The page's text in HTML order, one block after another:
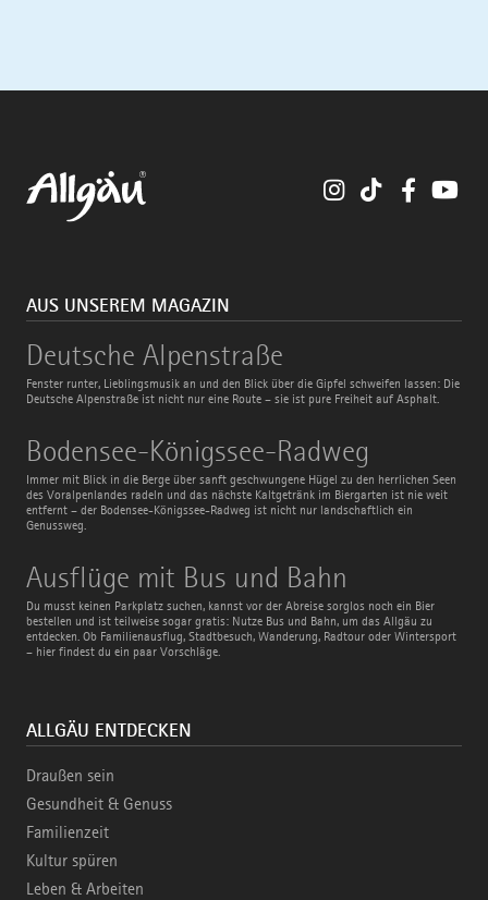
InstagramTikTok
AUS UNSEREM MAGAZIN
Deutsche Alpenstraße
Fenster runter, Lieblingsmusik an und den Blick über die Gipfel schweifen lassen: Die
Deutsche Alpenstraße ist nicht nur eine Route – sie ist pure Freiheit auf Asphalt.
Deutsche
Alpenstraße
Bodensee-Königssee-Radweg
Immer mit Blick in die Berge über sanft geschwungene Hügel zu den herrlichen Seen
des Voralpenlandes radeln und das nächste Kaltgetränk im Biergarten ist nie weit
entfernt – der Bodensee-Königssee-Radweg ist nicht nur landschaftlich ein
Genussweg.
Bodensee-
Königssee-
Radweg
Ausflüge mit Bus und Bahn
Du musst keinen Parkplatz suchen, kannst vor der Abreise sorglos noch ein Bier
bestellen und ist teilweise sogar gratis: Nutze Bus und Bahn, um das Allgäu zu
entdecken. Ob Familienausflug, Stadtbesuch, Wanderung, Radtour oder Wintersport
– hier findest du ein paar Vorschläge.
Ausflüge
mit
Bus
und
Bahn
ALLGÄU ENTDECKEN
Draußen sein
Gesundheit & Genuss
Familienzeit
Kultur spüren
Leben & Arbeiten